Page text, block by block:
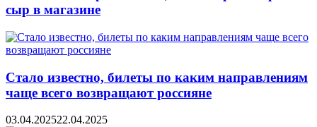
сыр в магазине
Стало известно, билеты по каким направлениям
чаще всего возвращают россияне
03.04.202522.04.2025